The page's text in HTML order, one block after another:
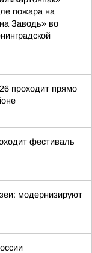
пожара на
Заводь» во
проходит прямо
фестиваль
модернизируют